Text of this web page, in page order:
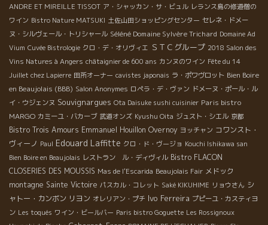
ANDRE ET MIREILLE TISSOT ア・シャッカン・サ・ビュル レランス島の修道僧の
ワイン Bistro Nature MATSUKI 土佐山田ショッピングセンター セレネ・ドメー
ヌ・シルヴェール・トリシャール Séléné Domaine Sylvère Trichard Domaine Ad
Vium Cuvée Bistrologie クロ・デ・オリヴィエ ＳＴＣグループ 2018 Salon des
Vins Natures à Angers châtaignier de 600 ans カンヌのワイン Fête du 14
Juillet chez Lapierre 田所オーナー cavistes japonais ラ・ポワヴロット Bien Boire
en Beaujolais (BBB) Salon Anonymes ロペラ・デ・ヴァン ドメーヌ・ポール・ル
イ・ウジェンヌ Souvignargues Ota Daisuke sushi cuisinier Paris bistro
MARGO カミーユ・バカーブ 武道オンズ Kyushu Oita ジュスト・シエル 京都
Bistro Trois Amours Emmanuel Houillon Overnoy ヨッチャン コワンスト・
ヴィーノ Paul Edouard Laffitte クロ・ド・ヴージョ Kouchi Ishikawa san
Bien Boire en Beaujolais レストラン ル・ディヴィル Bistro FLACON
CLOSERIES DES MOUSSIS Mas de l'Escarida Beaujolais Fair メドック
montagne Sainte Victoire パスカル・コレット Saké KIKUHIME リョウさん シ
ャトー・カンボン リヨン オレリアン・プチ Ivo Ferreira プピーユ・カスティヨ
ン Les toqués ワイン・ビールバー Paris bistro Goguette Les Rossignoux